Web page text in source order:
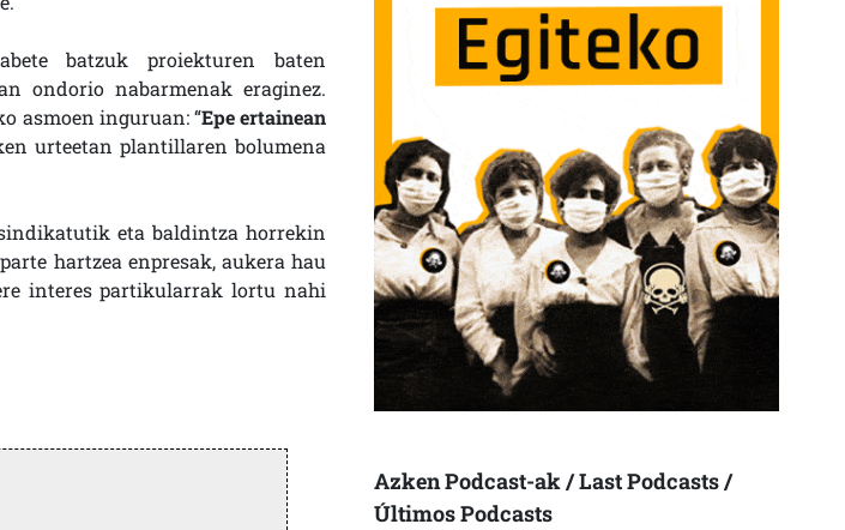
batzuk proiekturen baten
ondorio nabarmenak eraginez.
asmoen inguruan: “Epe ertainean
urteetan plantillaren bolumena
eta baldintza horrekin
hartzea enpresak, aukera hau
interes partikularrak lortu nahi
Azken Podcast-ak / Last Podcasts /
Últimos Podcasts